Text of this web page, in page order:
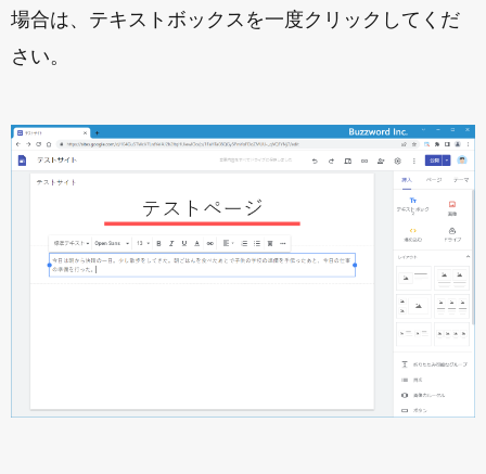
場合は、テキストボックスを一度クリックしてくだ
さい。